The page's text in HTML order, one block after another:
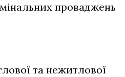
проваджень
та нежитлової